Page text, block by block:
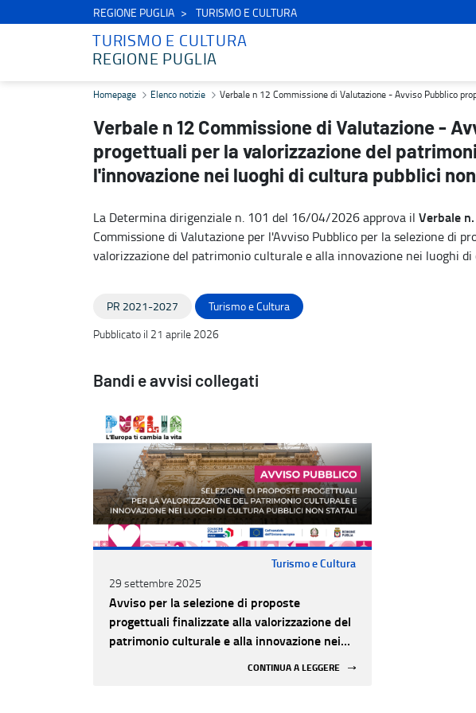
REGIONE PUGLIA TURISMO E CULTURA
TURISMO E CULTURA
REGIONE PUGLIA
Verbale n 12 Commissione di Valutazione - Avviso Pubblico proposte progettuali per
Homepage Elenco notizie Verbale n 12 Commissione di Valutazione - Avviso Pubblico
Verbale n 12 Commissione di Valutazione -
progettuali per la valorizzazione del
l'innovazione nei luoghi di cultura pubblici
La Determina dirigenziale n. 101 del 16/04/2026 approva il Verbale
Commissione di Valutazione per l'Avviso Pubblico per la selezione di
valorizzazione del patrimonio culturale e alla innovazione nei luoghi
PR 2021-2027
Turismo e Cultura
Pubblicato il 21 aprile 2026
Bandi e avvisi collegati
Turismo e Cultura
29 settembre 2025
Avviso per la selezione di proposte
progettuali finalizzate alla valorizzazione del
patrimonio culturale e alla innovazione nei
CONTINUA A LEGGERE